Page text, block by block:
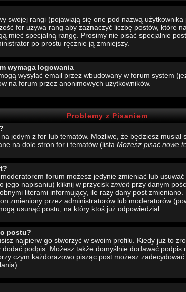
swojej rangi (pojawiają się one pod nazwą
for używa rang aby zaznaczyć liczbę postów, które
mieć specjalną rangę. Prosimy nie pisać specjalnie
po prostu ręcznie ją zmniejszy.
wymaga logowania
wysyłać email przez wbudowany w forum system
na forum przez anonimowych użytkowników.
Problemy z Pisaniem
jedym z for lub tematów. Możliwe, że będziesz musiał
na dole stron for i tematów (lista Możesz pisać nowe
forum możesz jedynie zmieniać lub
jego napisaniu) kliknij w przycisk zmień przy danym
literami informujący, ile razy dany post
zmieniony przez administratorów lub moderatorów
usunąć postu, na który ktoś już odpowiedział.
postu?
najpierw go stworzyć w swoim profilu. Kiedy już to
dodać podpis. Możesz także domyślnie dodawać
czym każdorazowo pisząc post możesz